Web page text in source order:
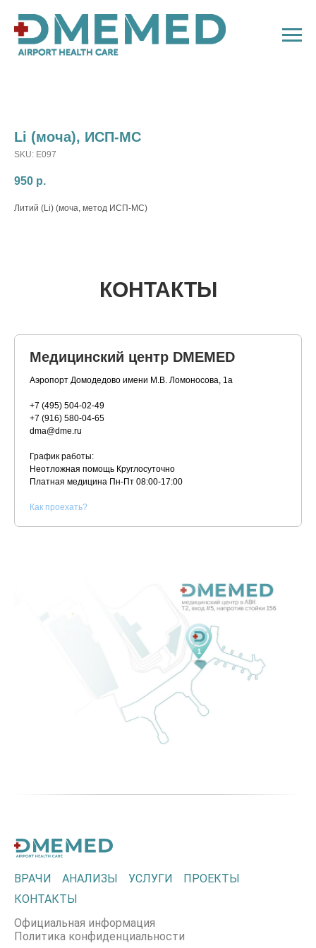
Li (моча), ИСП-МC
SKU: E097
950 р.
Литий (Li) (моча, метод ИСП-МС)
КОНТАКТЫ
Медицинский центр DMEMED
Аэропорт Домодедово имени М.В. Ломоносова, 1а
+7 (495) 504-02-49
+7 (916) 580-04-65
dma@dme.ru
График работы:
Неотложная помощь Круглосуточно
Платная медицина Пн-Пт 08:00-17:00
Как проехать?
ВРАЧИ АНАЛИЗЫ УСЛУГИ
ПРОЕКТЫ
КОНТАКТЫ
Официальная информация
Политика конфиденциальности